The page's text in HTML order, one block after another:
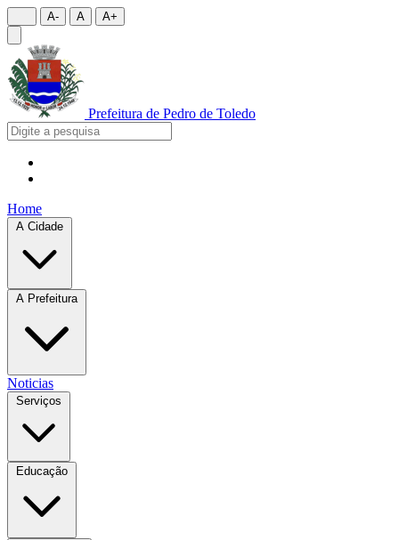
A- A A+
Prefeitura de Pedro de Toledo
Home
A Cidade
A Prefeitura
Noticias
Serviços
Educação